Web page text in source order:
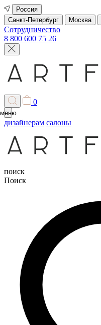
Россия
Санкт-Петербург
Москва
Сотрудничество
8 800 600 75 26
0
меню
дизайнерам салоны
поиск
Поиск